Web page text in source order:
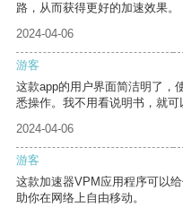
路，从而获得更好的加速效果。
2024-04-06
游客
这款app的用户界面简洁明了，
悉操作。我不用看说明书，就可
2024-04-06
游客
这款加速器VPM应用程序可以
助你在网络上自由移动。